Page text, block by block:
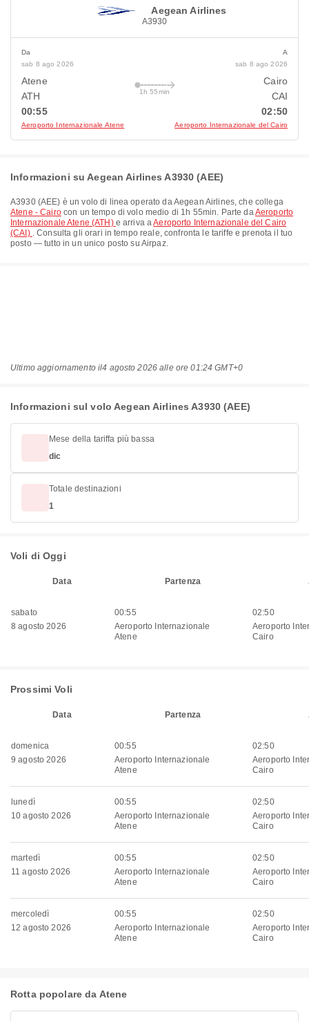
Aegean Airlines
A3930
Da
sab 8 ago 2026
Atene
ATH
00:55
Aeroporto Internazionale Atene
1h 55min
A
sab 8 ago 2026
Cairo
CAI
02:50
Aeroporto Internazionale del Cairo
Informazioni su Aegean Airlines A3930 (AEE)
A3930(AEE) è un volo di linea operato daAegean Airlines, che collega
Atene - Cairocon un tempo di volo medio di 1h 55min. Parte daAeroporto
Internazionale Atene (ATH) e arriva aAeroporto Internazionale del Cairo
(CAI) . Consulta gli orari in tempo reale, confronta le tariffe e prenota il tuo
posto — tutto in un unico posto su Airpaz.
Ultimo aggiornamento il4 agosto 2026 alle ore 01:24 GMT+0
Informazioni sul volo Aegean Airlines A3930 (AEE)
Mese della tariffa più bassa
dic
Totale destinazioni
1
Voli di Oggi
Data Partenza
sabato
8 agosto 2026
00:55
Aeroporto Internazionale
Atene
02:50
Aeroporto
Cairo
Prossimi Voli
Data Partenza
domenica
9 agosto 2026
00:55
Aeroporto Internazionale
Atene
02:50
Aeroporto
Cairo
lunedì
10 agosto 2026
00:55
Aeroporto Internazionale
Atene
02:50
Aeroporto
Cairo
martedì
11 agosto 2026
00:55
Aeroporto Internazionale
Atene
02:50
Aeroporto
Cairo
mercoledì
12 agosto 2026
00:55
Aeroporto Internazionale
Atene
02:50
Aeroporto
Cairo
Rotta popolare da Atene